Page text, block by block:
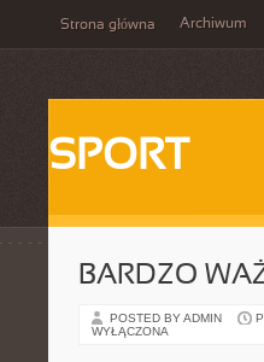
Strona główna Archiwum
SPORT
BARDZO
POSTED BY ADMIN
WYŁĄCZONA